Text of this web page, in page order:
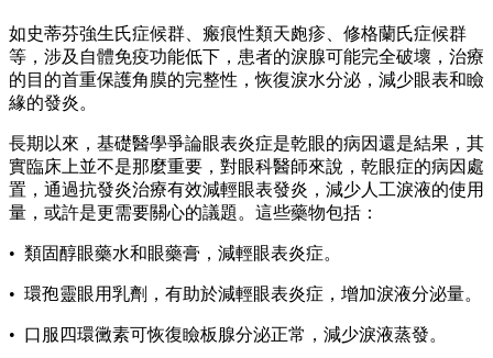
如史蒂芬強生氏症候群、瘢痕性類天皰疹、修格蘭氏症候群
等，涉及自體免疫功能低下，患者的淚腺可能完全破壞，治療
的目的首重保護角膜的完整性，恢復淚水分泌，減少眼表和瞼
緣的發炎。
長期以來，基礎醫學爭論眼表炎症是乾眼的病因還是結果，其
實臨床上並不是那麼重要，對眼科醫師來說，乾眼症的病因處
置，通過抗發炎治療有效減輕眼表發炎，減少人工淚液的使用
量，或許是更需要關心的議題。這些藥物包括：
• 類固醇眼藥水和眼藥膏，減輕眼表炎症。
• 環孢靈眼用乳劑，有助於減輕眼表炎症，增加淚液分泌量。
• 口服四環黴素可恢復瞼板腺分泌正常，減少淚液蒸發。